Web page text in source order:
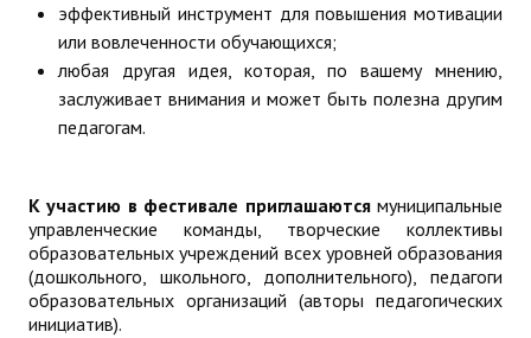
эффективный инструмент для повышения мотивации
или вовлеченности обучающихся;
любая другая идея, которая, по вашему мнению,
заслуживает внимания и может быть полезна другим
педагогам.
К участию в фестивале приглашаютсямуниципальные
управленческие команды, творческие коллективы
образовательных учреждений всех уровней образования
(дошкольного, школьного, дополнительного), педагоги
образовательных организаций (авторы педагогических
инициатив).